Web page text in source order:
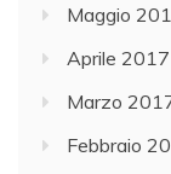
Maggio
Aprile 2017
Marzo
Febbraio